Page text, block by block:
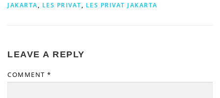
JAKARTA, LES PRIVAT, LES PRIVAT JAKARTA
LEAVE A REPLY
COMMENT *